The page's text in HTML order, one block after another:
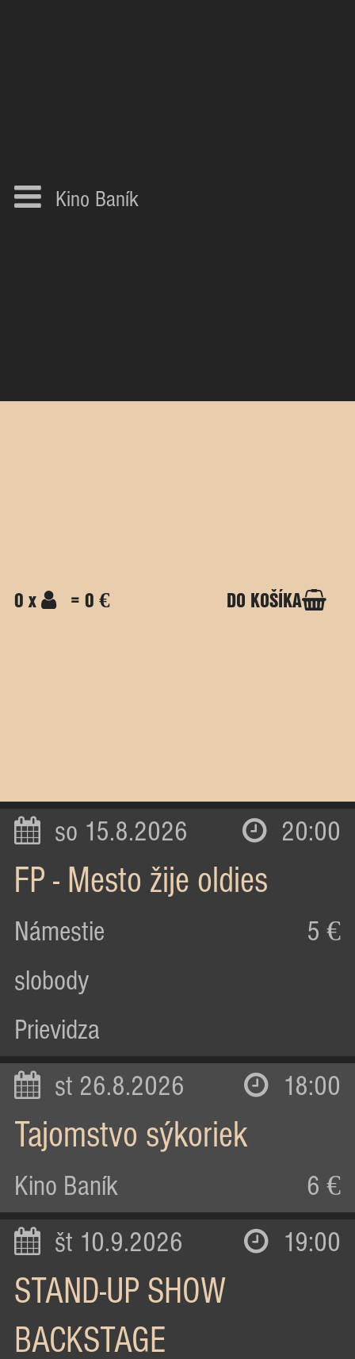
Kino Baník
0 x = 0 € DO KOŠÍKA
so 15.8.2026 20:00
FP - Mesto žije oldies
Námestie
slobody
Prievidza
5 €
st 26.8.2026 18:00
Tajomstvo sýkoriek
Kino Baník 6 €
št 10.9.2026 19:00
STAND-UP SHOW
BACKSTAGE